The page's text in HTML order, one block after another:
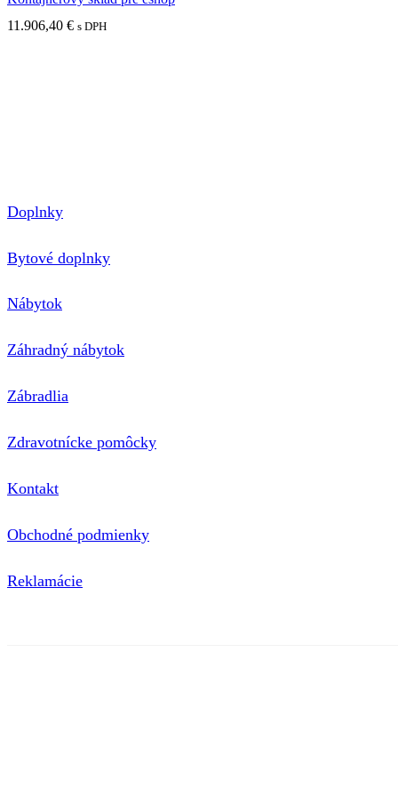
11.906,40 € s DPH
Doplnky
Bytové doplnky
Nábytok
Záhradný nábytok
Zábradlia
Zdravotnícke pomôcky
Kontakt
Obchodné podmienky
Reklamácie